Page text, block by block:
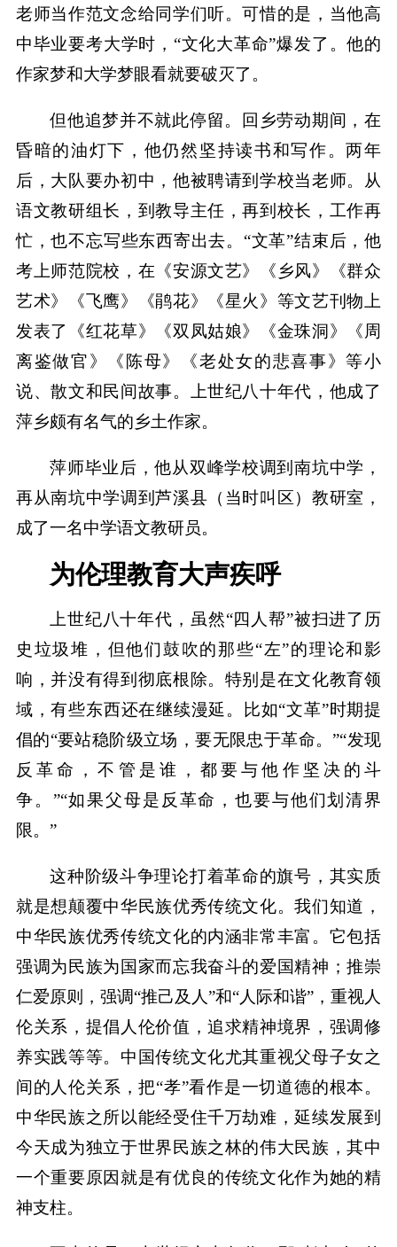
老师当作范文念给同学们听。可惜的是，当他高
中毕业要考大学时，“文化大革命”爆发了。他的
作家梦和大学梦眼看就要破灭了。
但他追梦并不就此停留。回乡劳动期间，在
昏暗的油灯下，他仍然坚持读书和写作。两年
后，大队要办初中，他被聘请到学校当老师。从
语文教研组长，到教导主任，再到校长，工作再
忙，也不忘写些东西寄出去。“文革”结束后，他
考上师范院校，在《安源文艺》《乡风》《群众
艺术》《飞鹰》《鹃花》《星火》等文艺刊物上
发表了《红花草》《双凤姑娘》《金珠洞》《周
离鉴做官》《陈母》《老处女的悲喜事》等小
说、散文和民间故事。上世纪八十年代，他成了
萍乡颇有名气的乡土作家。
萍师毕业后，他从双峰学校调到南坑中学，
再从南坑中学调到芦溪县（当时叫区）教研室，
成了一名中学语文教研员。
为伦理教育大声疾呼
上世纪八十年代，虽然“四人帮”被扫进了历
史垃圾堆，但他们鼓吹的那些“左”的理论和影
响，并没有得到彻底根除。特别是在文化教育领
域，有些东西还在继续漫延。比如“文革”时期提
倡的“要站稳阶级立场，要无限忠于革命。”“发现
反革命，不管是谁，都要与他作坚决的斗
争。”“如果父母是反革命，也要与他们划清界
限。”
这种阶级斗争理论打着革命的旗号，其实质
就是想颠覆中华民族优秀传统文化。我们知道，
中华民族优秀传统文化的内涵非常丰富。它包括
强调为民族为国家而忘我奋斗的爱国精神；推崇
仁爱原则，强调“推己及人”和“人际和谐”，重视人
伦关系，提倡人伦价值，追求精神境界，强调修
养实践等等。中国传统文化尤其重视父母子女之
间的人伦关系，把“孝”看作是一切道德的根本。
中华民族之所以能经受住千万劫难，延续发展到
今天成为独立于世界民族之林的伟大民族，其中
一个重要原因就是有优良的传统文化作为她的精
神支柱。